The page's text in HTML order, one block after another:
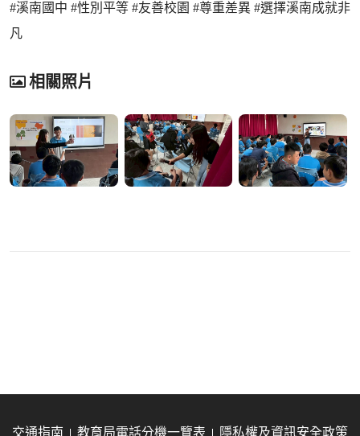
#溪南國中 #性別平等 #友善校園 #尊重差異 #選擇溪南成就非
凡
相關照片
交通指南 教育局電話分機一覽表 隱私權及資訊安全政策